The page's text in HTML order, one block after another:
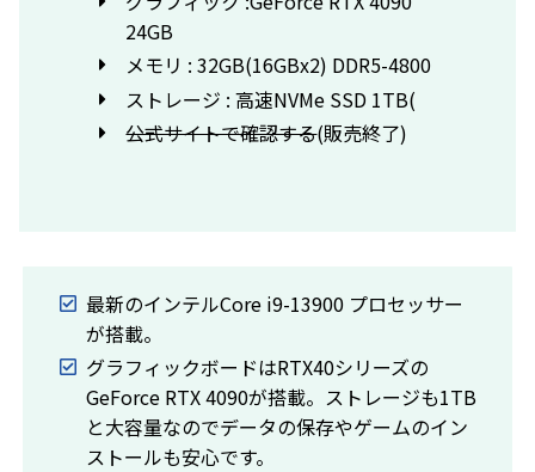
24GB
メモリ : 32GB(16GBx2) DDR5-4800
ストレージ : 高速NVMe SSD 1TB(
公式サイトで確認する(販売終了)
最新のインテルCore i9-13900 プロセッサー
が搭載。
グラフィックボードはRTX40シリーズの
GeForce RTX 4090が搭載。ストレージも1TB
と大容量なのでデータの保存やゲームのイン
ストールも安心です。